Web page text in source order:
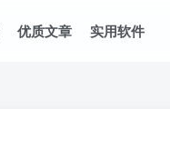
优质文章 实用软件